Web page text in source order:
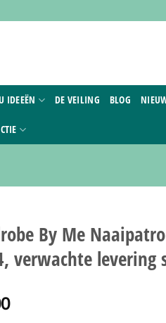
IDEEËN DE VEILING BLOG
By Me
verwachte levering